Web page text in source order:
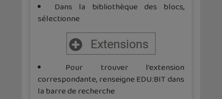
Dans la bibliothèque des blocs,
sélectionne
Pour trouver l’extension
correspondante, renseigne EDU:BIT dans
la barre de recherche